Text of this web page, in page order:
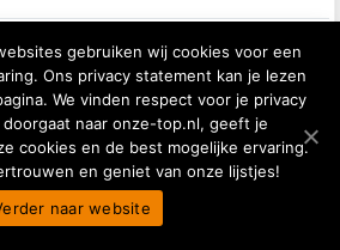
gebruiken wij cookies voor een
Ons privacy statement kan je lezen
We vinden respect voor je privacy
doorgaat naar onze-top.nl, geeft je
cookies en de best mogelijke ervaring.
en geniet van onze lijstjes!
naar website